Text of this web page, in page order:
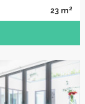
23 m2